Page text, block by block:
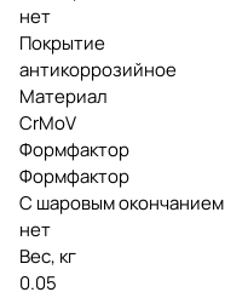
нет
Покрытие
антикоррозийное
Материал
CrMoV
Формфактор
Формфактор
С шаровым окончанием
нет
Вес, кг
0.05